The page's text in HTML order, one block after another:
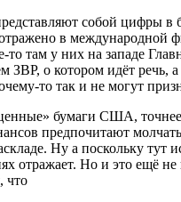
собой цифры в
в международной
то там у них на западе
ЗВР, о котором идёт
то так и не могут
бумаги США,
предпочитают
Ну а поскольку
Но и это ещё
что